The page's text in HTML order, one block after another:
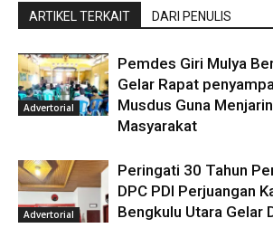
ARTIKEL TERKAIT DARI PENULIS
Advertorial
Pemdes Giri Mulya
Gelar Rapat
Musdus Guna
Masyarakat
Advertorial
Peringati 30 Tahun
DPC PDI Perjuangan
Bengkulu Utara Gelar